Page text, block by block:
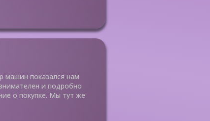
машин показался нам
и подробно
о покупке. Мы тут же